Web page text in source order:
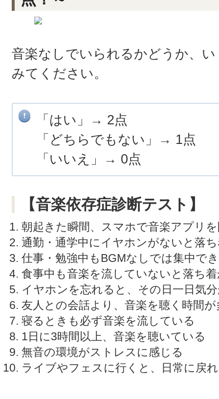
音楽なしでいられるかどうか、
みてください。
「はい」→ 2点
「どちらでもない」→ 1点
「いいえ」→ 0点
【音楽依存症診断テスト】
朝起きた瞬間、スマホで音楽アプリ
通勤・通学中にイヤホンがないと落
仕事・勉強中もBGMなしでは集中で
食事中も音楽を流していないと落ち
イヤホンを忘れると、その日一日気
友人との会話より、音楽を聴く時間が
寝るときも必ず音楽を流している
1日に3時間以上、音楽を聴いている
無音の環境がストレスに感じる
ライブやフェスに行くと、日常に戻